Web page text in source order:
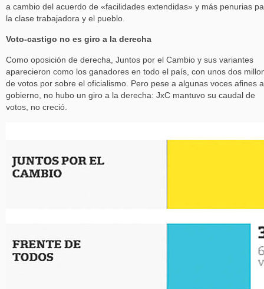
a cambio del acuerdo de «facilidades extendidas» y más penurias
la clase trabajadora y el pueblo.
Voto-castigo no es giro a la derecha
Como oposición de derecha, Juntos por el Cambio y sus variantes
aparecieron como los ganadores en todo el país, con unos dos
de votos por sobre el oficialismo. Pero pese a algunas voces afines
gobierno, no hubo un giro a la derecha: JxC mantuvo su caudal de
votos, no creció.